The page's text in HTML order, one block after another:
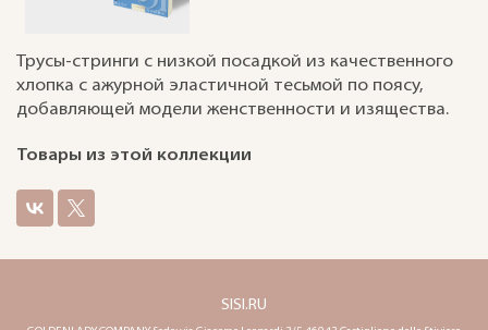
Трусы-стринги с низкой посадкой из качественного
хлопка с ажурной эластичной тесьмой по поясу,
добавляющей модели женственности и изящества.
Товары из этой коллекции
SISI.RU